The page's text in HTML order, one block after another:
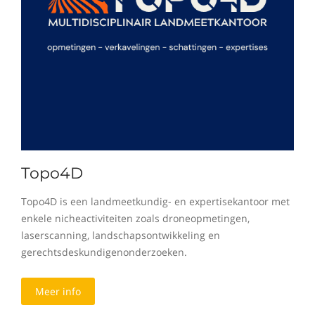
Topo4D
Topo4D is een landmeetkundig- en expertisekantoor met
enkele nicheactiviteiten zoals droneopmetingen,
laserscanning, landschapsontwikkeling en
gerechtsdeskundigenonderzoeken.
Meer info